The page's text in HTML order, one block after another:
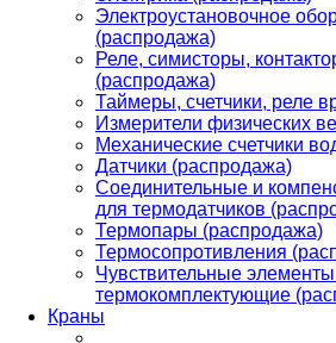
Электроустановочное
(распродажа)
Реле, симисторы,
(распродажа)
Таймеры, счетчики, реле
Измерители физических
Механические счетчики
Датчики (распродажа)
Соединительные и
для термодатчиков
Термопары (распродажа)
Термосопротивления
Чувствительные
термокомплектующие
Краны